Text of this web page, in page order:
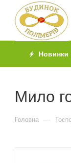
Новинки
Мило
Головна —